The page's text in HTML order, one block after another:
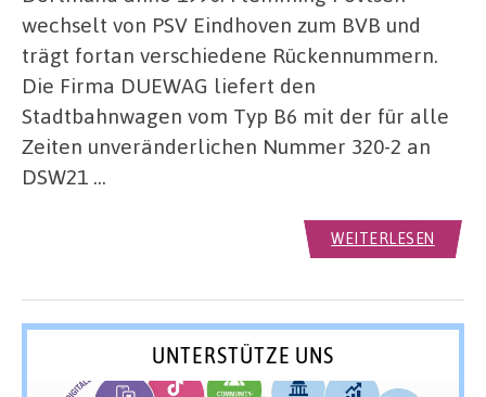
wechselt von PSV Eindhoven zum BVB und
trägt fortan verschiedene Rückennummern.
Die Firma DUEWAG liefert den
Stadtbahnwagen vom Typ B6 mit der für alle
Zeiten unveränderlichen Nummer 320-2 an
DSW21 …
WEITERLESEN
UNTERSTÜTZE UNS